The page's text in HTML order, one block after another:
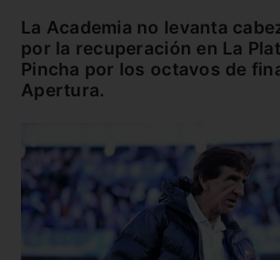
La Academia no levanta
por la recuperación en La
Pincha por los octavos de
Apertura.